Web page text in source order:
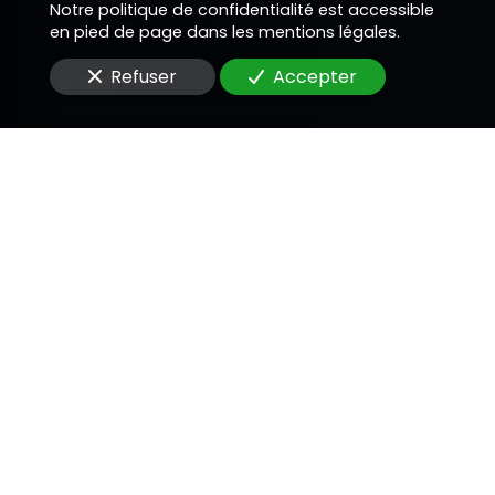
E-Mail
Notre politique de confidentialité est accessible
en pied de page dans les mentions légales.
Refuser Accepter